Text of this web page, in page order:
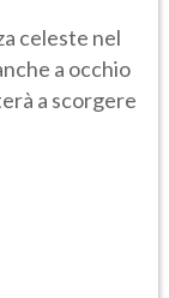
celeste nel
a occhio
a scorgere